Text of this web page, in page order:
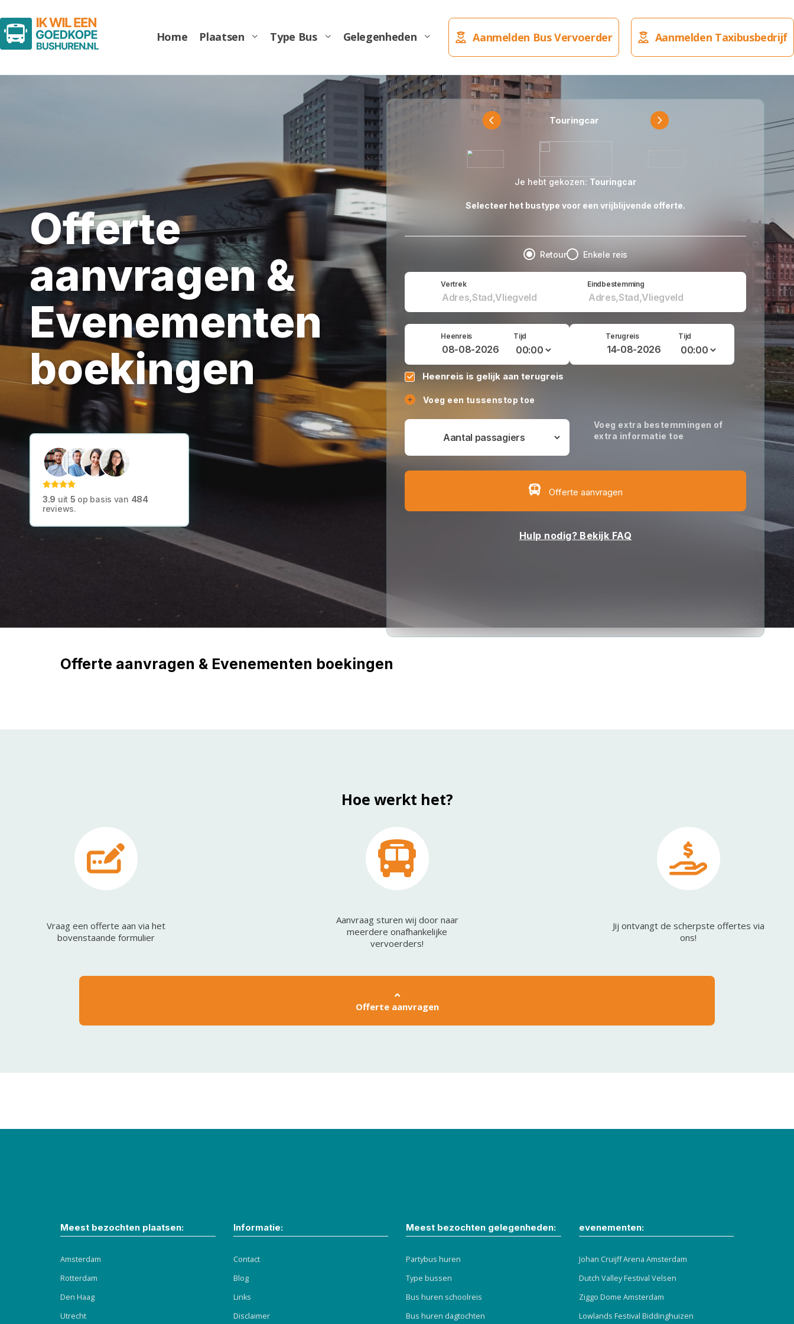
Home Plaatsen Type Bus Gelegenheden Aanmelden Bus Vervoerder Aanmelden Taxibusbedrijf
Offerte
aanvragen &
Evenementen
boekingen
3.9 uit 5 op basis van 484
reviews.
Taxibus Touringcar Partybus
Je hebt gekozen: Touringcar
Selecteer het bustype voor een vrijblijvende offerte.
Retour Enkele reis
Vertrek Eindbestemming
Heenreis Tijd Terugreis Tijd
Heenreis is gelijk aan terugreis
Voeg een tussenstop toe
Voeg extra bestemmingen of
extra informatie toe
Offerte aanvragen
Hulp nodig? Bekijk FAQ
Offerte aanvragen & Evenementen boekingen
Hoe werkt het?
Vraag een offerte aan via het
bovenstaande formulier
Aanvraag sturen wij door naar
meerdere onafhankelijke
vervoerders!
Jij ontvangt de scherpste offertes via
ons!
Offerte aanvragen
Meest bezochten plaatsen:
Amsterdam
Rotterdam
Den Haag
Utrecht
Informatie:
Contact
Blog
Links
Disclaimer
Meest bezochten gelegenheden:
Partybus huren
Type bussen
Bus huren schoolreis
Bus huren dagtochten
evenementen:
Johan Cruijff Arena Amsterdam
Dutch Valley Festival Velsen
Ziggo Dome Amsterdam
Lowlands Festival Biddinghuizen